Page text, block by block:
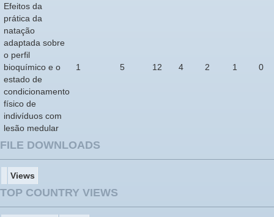
Efeitos da
prática da
natação
adaptada sobre
o perfil
bioquímico e o
estado de
condicionamento
físico de
indivíduos com
lesão medular
1 5 12 4 2 1 0
FILE DOWNLOADS
Views
TOP COUNTRY VIEWS